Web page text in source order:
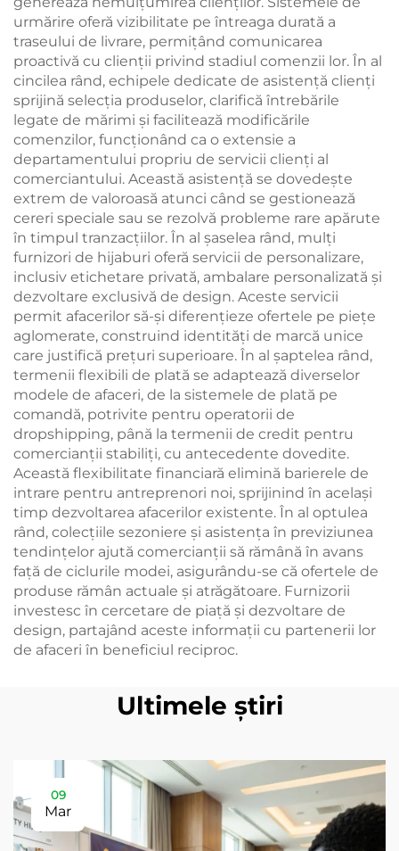
urmărire oferă vizibilitate pe întreaga durată a
traseului de livrare, permițând comunicarea
proactivă cu clienții privind stadiul comenzii lor. În al
cincilea rând, echipele dedicate de asistență clienți
sprijină selecția produselor, clarifică întrebările
legate de mărimi și facilitează modificările
comenzilor, funcționând ca o extensie a
departamentului propriu de servicii clienți al
comerciantului. Această asistență se dovedește
extrem de valoroasă atunci când se gestionează
cereri speciale sau se rezolvă probleme rare apărute
în timpul tranzacțiilor. În al șaselea rând, mulți
furnizori de hijaburi oferă servicii de personalizare,
inclusiv etichetare privată, ambalare personalizată și
dezvoltare exclusivă de design. Aceste servicii
permit afacerilor să-și diferențieze ofertele pe piețe
aglomerate, construind identități de marcă unice
care justifică prețuri superioare. În al șaptelea rând,
termenii flexibili de plată se adaptează diverselor
modele de afaceri, de la sistemele de plată pe
comandă, potrivite pentru operatorii de
dropshipping, până la termenii de credit pentru
comercianții stabiliți, cu antecedente dovedite.
Această flexibilitate financiară elimină barierele de
intrare pentru antreprenori noi, sprijinind în același
timp dezvoltarea afacerilor existente. În al optulea
rând, colecțiile sezoniere și asistența în previziunea
tendințelor ajută comercianții să rămână în avans
față de ciclurile modei, asigurându-se că ofertele de
produse rămân actuale și atrăgătoare. Furnizorii
investesc în cercetare de piață și dezvoltare de
design, partajând aceste informații cu partenerii lor
de afaceri în beneficiul reciproc.
Ultimele știri
09
Mar